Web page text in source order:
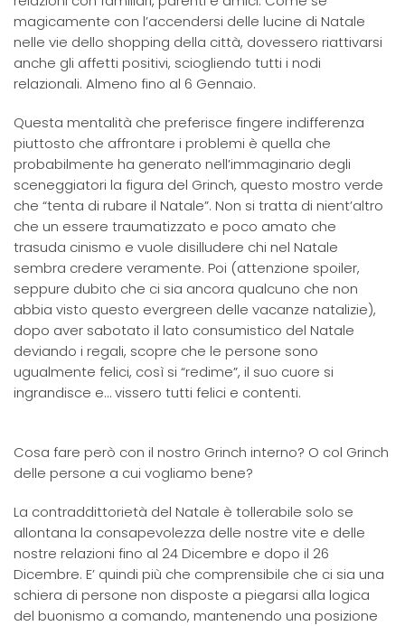
magicamente con l’accendersi delle lucine di Natale
nelle vie dello shopping della città, dovessero riattivarsi
anche gli affetti positivi, sciogliendo tutti i nodi
relazionali. Almeno fino al 6 Gennaio.
Questa mentalità che preferisce fingere indifferenza
piuttosto che affrontare i problemi è quella che
probabilmente ha generato nell’immaginario degli
sceneggiatori la figura del Grinch, questo mostro verde
che “tenta di rubare il Natale”. Non si tratta di nient’altro
che un essere traumatizzato e poco amato che
trasuda cinismo e vuole disilludere chi nel Natale
sembra credere veramente. Poi (attenzione spoiler,
seppure dubito che ci sia ancora qualcuno che non
abbia visto questo evergreen delle vacanze natalizie),
dopo aver sabotato il lato consumistico del Natale
deviando i regali, scopre che le persone sono
ugualmente felici, così si “redime”, il suo cuore si
ingrandisce e… vissero tutti felici e contenti.
Cosa fare però con il nostro Grinch interno? O col Grinch
delle persone a cui vogliamo bene?
La contraddittorietà del Natale è tollerabile solo se
allontana la consapevolezza delle nostre vite e delle
nostre relazioni fino al 24 Dicembre e dopo il 26
Dicembre. E’ quindi più che comprensibile che ci sia una
schiera di persone non disposte a piegarsi alla logica
del buonismo a comando, mantenendo una posizione